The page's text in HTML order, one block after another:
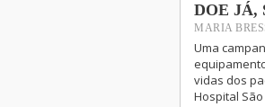
DOE JÁ,
MARIA
Uma
vidas dos
Hospital